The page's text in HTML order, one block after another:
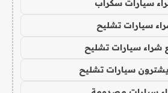
سيارات سكراب
سيارات تشليح
شراء سيارات تشليح
يشترون سيارات تشليح